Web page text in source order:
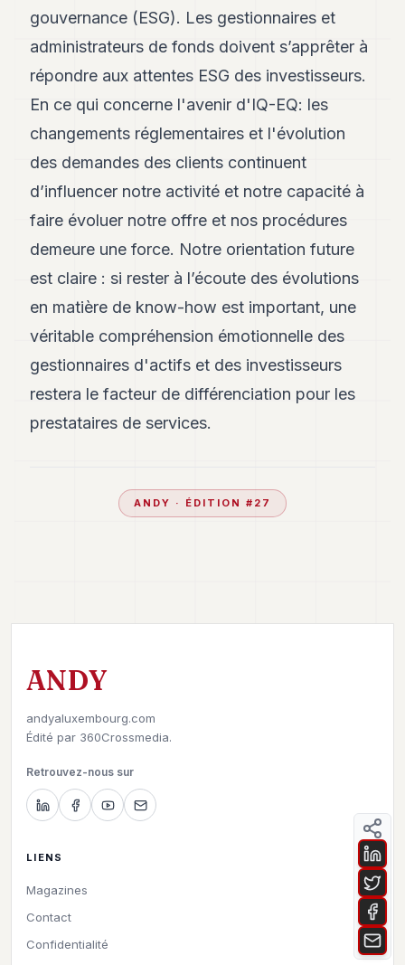
gouvernance (ESG). Les gestionnaires et
administrateurs de fonds doivent s’apprêter à
répondre aux attentes ESG des investisseurs.
En ce qui concerne l'avenir d'IQ-EQ: les
changements réglementaires et l'évolution
des demandes des clients continuent
d’influencer notre activité et notre capacité à
faire évoluer notre offre et nos procédures
demeure une force. Notre orientation future
est claire : si rester à l’écoute des évolutions
en matière de know-how est important, une
véritable compréhension émotionnelle des
gestionnaires d'actifs et des investisseurs
restera le facteur de différenciation pour les
prestataires de services.
ANDY · ÉDITION # 27
ANDY
andyaluxembourg.com
Édité par 360Crossmedia.
Retrouvez-nous sur
LIENS
Magazines
Contact
Confidentialité